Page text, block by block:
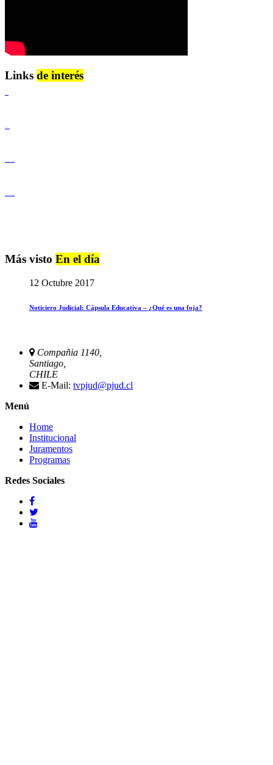
Links de interés
Más visto En el día
12 Octubre 2017
Noticiero Judicial: Cápsula Educativa – ¿Qué es una foja?
Compañia 1140,
Santiago,
CHILE
E-Mail: tvpjud@pjud.cl
Menú
Home
Institucional
Juramentos
Programas
Redes Sociales